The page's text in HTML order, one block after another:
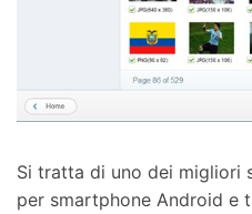
Si tratta di uno dei migliori
per smartphone Android e